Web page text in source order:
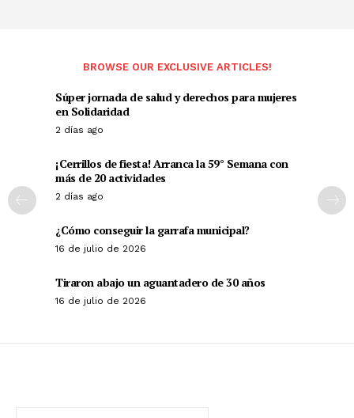
BROWSE OUR EXCLUSIVE ARTICLES!
Súper jornada de salud y derechos para mujeres
en Solidaridad
2 días ago
¡Cerrillos de fiesta! Arranca la 59° Semana con
más de 20 actividades
2 días ago
¿Cómo conseguir la garrafa municipal?
16 de julio de 2026
Tiraron abajo un aguantadero de 30 años
16 de julio de 2026